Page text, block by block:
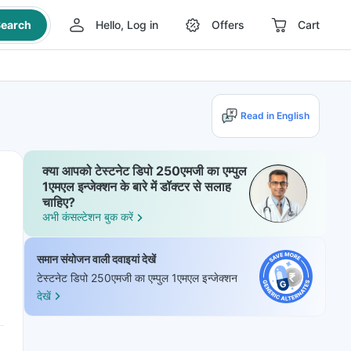
Hello, Log in Offers Cart
Read in English
क्या आपको टेस्टनेट डिपो 250एमजी का एम्पुल
1एमएल इन्जेक्शन के बारे में डॉक्टर से सलाह
चाहिए?
अभी कंसल्टेशन बुक करें
समान संयोजन वाली दवाइयां देखें
टेस्टनेट डिपो 250एमजी का एम्पुल 1एमएल इन्जेक्शन
देखें